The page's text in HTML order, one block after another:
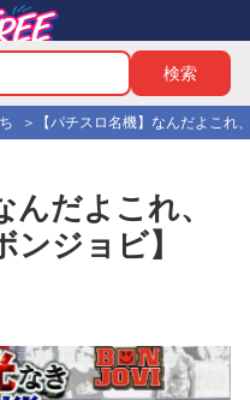
【パチスロ名機】なんだよこ
んだよこれ、
ジョビ】